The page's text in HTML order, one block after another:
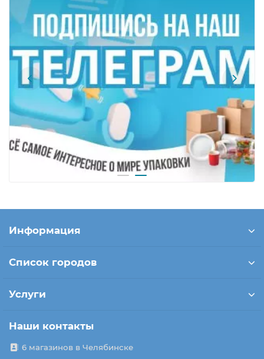
Информация
Список городов
Услуги
Наши контакты
6 магазинов в Челябинске